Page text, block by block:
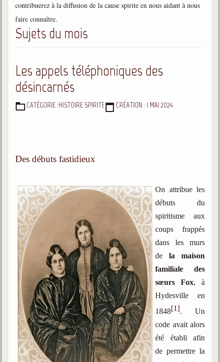
1927-2025
Bibliothèque
Bibliothèque spirite
trimestrielles
Citations
Maximes
Enregistrements
séance d'aide spirituelle
Diaporamas
Powerpoints
Enseignement
Cours dispensés au Centre
L'Agora
Posez-nous des questions
Consultez les réponses
contribuerez à la diffusion de la cause spirite en nous aidant à nous
faire connaître.
Sujets du mois
Les appels téléphoniques des
désincarnés
DÉTAILSCATÉGORIE :HISTOIRE SPIRITE CRÉATION : 1 MAI 2024
Des débuts fastidieux
On attribue les
débuts du
spiritisme aux
coups frappés
dans les murs
de la maison
familiale des
sœurs Fox, à
Hydesville en
1848[1]. Un
code avait alors
été établi afin
de permettre la